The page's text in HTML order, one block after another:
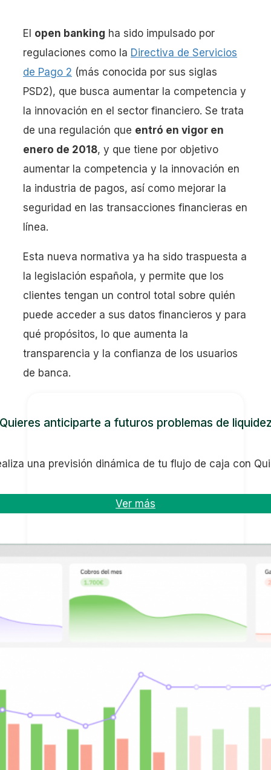
El open banking ha sido impulsado por
regulaciones como la Directiva de Servicios
de Pago 2 (más conocida por sus siglas
PSD2), que busca aumentar la competencia y
la innovación en el sector financiero. Se trata
de una regulación que entró en vigor en
enero de 2018, y que tiene por objetivo
aumentar la competencia y la innovación en
la industria de pagos, así como mejorar la
seguridad en las transacciones financieras en
línea.
Esta nueva normativa ya ha sido traspuesta a
la legislación española, y permite que los
clientes tengan un control total sobre quién
puede acceder a sus datos financieros y para
qué propósitos, lo que aumenta la
transparencia y la confianza de los usuarios
de banca.
anticiparte a futuros problemas de
una previsión dinámica de tu flujo de caja con
Ver más